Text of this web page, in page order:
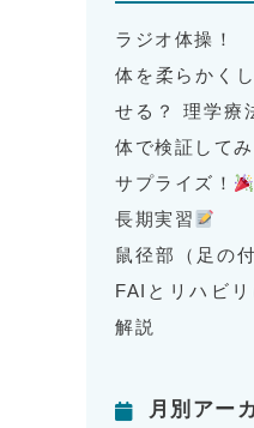
ラジオ体操！
体を柔らかく
せる？ 理学療
体で検証してみ
サプライズ！
長期実習
鼠径部（足の
FAIとリハビ
解説
月別アー